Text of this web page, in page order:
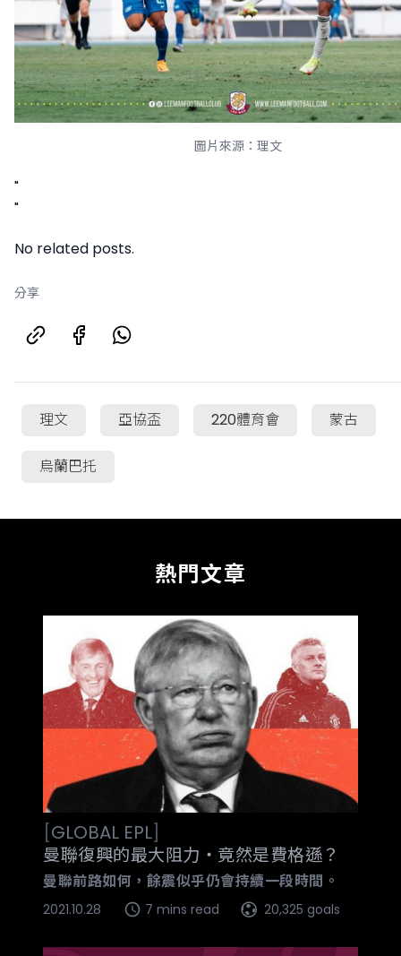
圖片來源：理文
"
"
No related posts.
分享
理文 亞協盃 220體育會 蒙古
烏蘭巴托
熱門文章
[GLOBAL EPL]
曼聯復興的最大阻力‧竟然是費格遜？
曼聯前路如何，餘震似乎仍會持續一段時間。
2021.10.28 7 mins read 20,325 goals